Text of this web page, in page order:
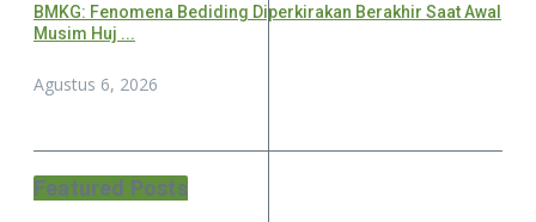
BMKG: Fenomena Bediding Diperkirakan Berakhir Saat Awal
Musim Huj ...
Agustus 6, 2026
Featured Posts